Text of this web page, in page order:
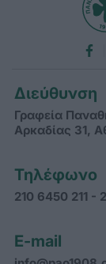
Διεύθυνση
Γραφεία
Αρκαδίας 31,
Τηλέφωνο
210 6450 211 -
E-mail